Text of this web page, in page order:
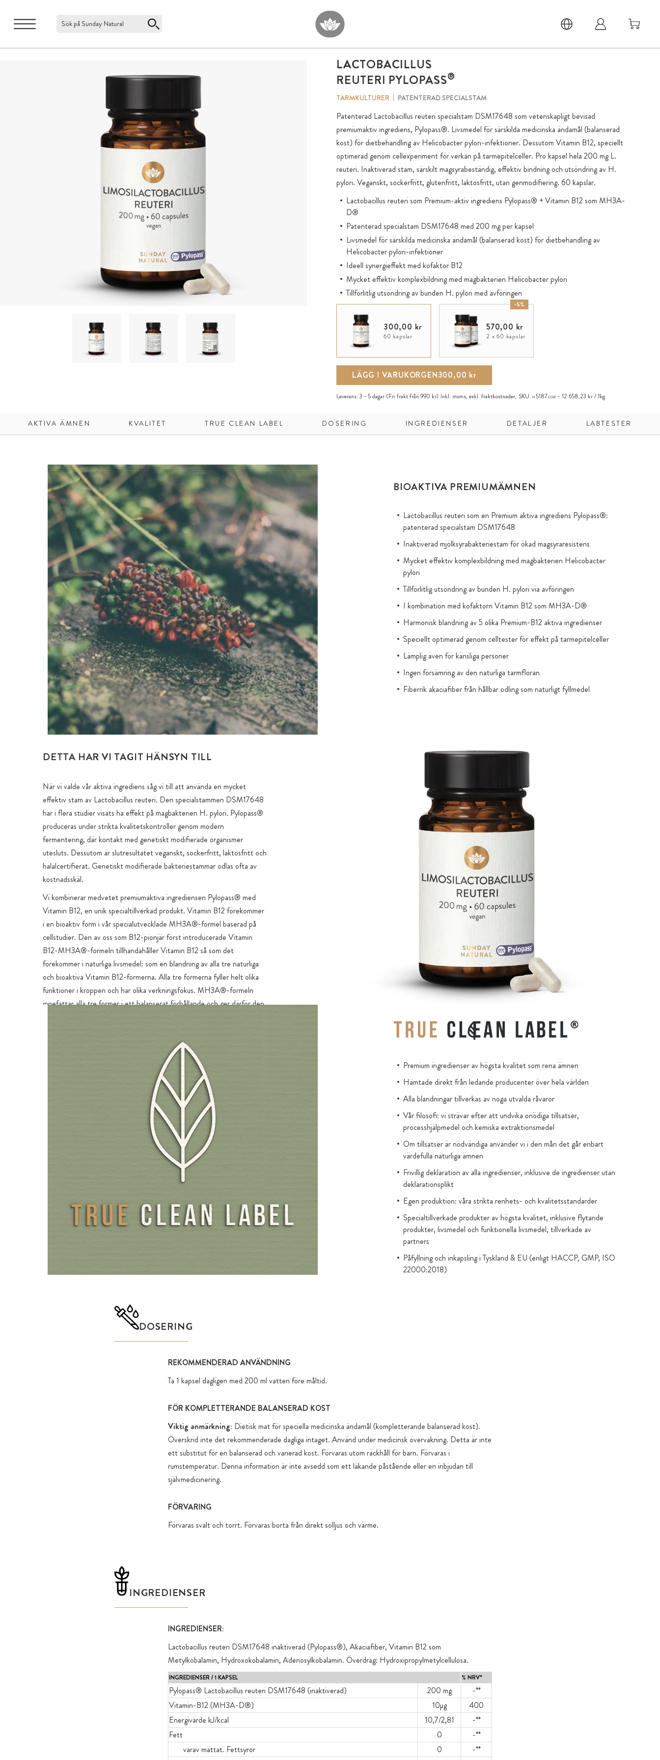
Sök på Sunday Natural
LACTOBACILLUS
REUTERI PYLOPASS®
TARMKULTURER PATENTERAD SPECIALSTAM
Patenterad Lactobacillus reuteri specialstam DSM17648 som vetenskapligt bevisad
premiumaktiv ingrediens, Pylopass®. Livsmedel för särskilda medicinska ändamål (balanserad
kost) för dietbehandling av Helicobacter pylori-infektioner. Dessutom Vitamin B12, speciellt
optimerad genom cellexperiment för verkan på tarmepitelceller. Pro kapsel hela 200 mg L.
reuteri. Inaktiverad stam, särskilt magsyrabeständig, effektiv bindning och utsöndring av H.
pylori. Veganskt, sockerfritt, glutenfritt, laktosfritt, utan genmodifiering. 60 kapslar.
Lactobacillus reuteri som Premium-aktiv ingrediens Pylopass® + Vitamin B12 som MH3A-
D®
Patenterad specialstam DSM17648 med 200 mg per kapsel
Livsmedel för särskilda medicinska ändamål (balanserad kost) för dietbehandling av
Helicobacter pylori-infektioner
Ideell synergieffekt med kofaktor B12
Mycket effektiv komplexbildning med magbakterien Helicobacter pylori
Tillförlitlig utsöndring av bunden H. pylori med avföringen
Utan att påverka den naturliga tarmfloran
Fiberrik akaciafiber från hållbar odling som naturfyllmedel
Rena kapselhöljen av växtbaserad cellulosa (HPMC), veganskt, utan karragenan och PEG
300,00 kr
60 kapslar
-5%
570,00 kr
2 x 60 kapslar
LÄGG I VARUKORGEN300,00 kr
Leverans: 3 - 5 dagar (Fri frakt från 990 kr) Inkl. moms, exkl. fraktkostnader, SKU N 5187CGB 12 658,23 kr / 1kg
AKTIVA ÄMNEN KVALITET TRUE CLEAN LABEL DOSERING INGREDIENSER DETALJER LABTESTER
BIOAKTIVA PREMIUMÄMNEN
Lactobacillus reuteri som en Premium aktiva ingrediens Pylopass®:
patenterad specialstam DSM17648
Inaktiverad mjölksyrabakteriestam för ökad magsyraresistens
Mycket effektiv komplexbildning med magbakterien Helicobacter
pylori
Tillförlitlig utsöndring av bunden H. pylori via avföringen
I kombination med kofaktorn Vitamin B12 som MH3A-D®
Harmonisk blandning av 5 olika Premium-B12 aktiva ingredienser
Speciellt optimerad genom celltester för effekt på tarmepitelceller
Lämplig även för känsliga personer
Ingen försämring av den naturliga tarmfloran
Fiberrik akaciafiber från hållbar odling som naturligt fyllmedel
DETTA HAR VI TAGIT HÄNSYN TILL
När vi valde vår aktiva ingrediens såg vi till att använda en mycket
effektiv stam av Lactobacillus reuteri. Den specialstammen DSM17648
har i flera studier visats ha effekt på magbakterien H. pylori. Pylopass®
produceras under strikta kvalitetskontroller genom modern
fermentering, där kontakt med genetiskt modifierade organismer
utesluts. Dessutom är slutresultatet veganskt, sockerfritt, laktosfritt och
halalcertifierat. Genetiskt modifierade bakteriestammar odlas ofta av
kostnadsskäl.
Vi kombinerar medvetet premiumaktiva ingrediensen Pylopass® med
Vitamin B12, en unik specialtillverkad produkt. Vitamin B12 förekommer
i en bioaktiv form i vår specialutvecklade MH3A®-formel baserad på
cellstudier. Den av oss som B12-pionjär först introducerade Vitamin
B12-MH3A®-formeln tillhandahåller Vitamin B12 så som det
förekommer i naturliga livsmedel: som en blandning av alla tre naturliga
och bioaktiva Vitamin B12-formerna. Alla tre formerna fyller helt olika
funktioner i kroppen och har olika verkningsfokus. MH3A®-formeln
innefattar alla tre former i ett balanserat förhållande och ger därför den
Kapselhöljet består av särskilda HPMC-kapslar, som, till skillnad från de
flesta andra HPMC- eller Pullulan-kapslar på marknaden, är fria från de
icke deklareringspliktiga hjälpämnena karragenan och PEG.
Förpackningen består av ljusskyddande och miljövänligt brunglas istället
Premium ingredienser av högsta kvalitet som rena ämnen
Hämtade direkt från ledande producenter över hela världen
Alla blandningar tillverkas av noga utvalda råvaror
Vår filosofi: vi strävar efter att undvika onödiga tillsatser,
processhjälpmedel och kemiska extraktionsmedel
Om tillsatser är nödvändiga använder vi i den mån det går enbart
värdefulla naturliga ämnen
Frivillig deklaration av alla ingredienser, inklusive de ingredienser utan
deklarationsplikt
Egen produktion: våra strikta renhets- och kvalitetsstandarder
Specialtillverkade produkter av högsta kvalitet, inklusive flytande
produkter, livsmedel och funktionella livsmedel, tillverkade av
partners
Påfyllning och inkapsling i Tyskland & EU (enligt HACCP, GMP, ISO
22000:2018)
titandioxid
Tillsatt socker & sötningsmedel: endast om det är nödvändigt av
funktionella eller produktspecifika skäl
DOSERING
REKOMMENDERAD ANVÄNDNING
Ta 1 kapsel dagligen med 200 ml vatten före måltid.
FÖR KOMPLETTERANDE BALANSERAD KOST
Viktig anmärkning: Dietisk mat för speciella medicinska ändamål (kompletterande balanserad kost).
Överskrid inte det rekommenderade dagliga intaget. Använd under medicinsk övervakning. Detta är inte
ett substitut för en balanserad och varierad kost. Förvaras utom räckhåll för barn. Förvaras i
rumstemperatur. Denna information är inte avsedd som ett läkande påstående eller en inbjudan till
självmedicinering.
FÖRVARING
Förvaras svalt och torrt. Förvaras borta från direkt solljus och värme.
INGREDIENSER
INGREDIENSER:
Lactobacillus reuteri DSM17648 inaktiverad (Pylopass®), Akaciafiber, Vitamin B12 som
Metylkobalamin, Hydroxokobalamin, Adenosylkobalamin. Överdrag: Hydroxipropylmetylcellulosa.
INGREDIENSER / 1 KAPSEL % NRV*
Pylopass® Lactobacillus reuteri DSM17648 (inaktiverad) 200 mg
-**
Vitamin-B12 (MH3A-D®)
10µg
400
Energivärde kJ/kcal
10,7/2,81
-**
Fett
0
-**
varav mättat. Fettsyror
0
-**